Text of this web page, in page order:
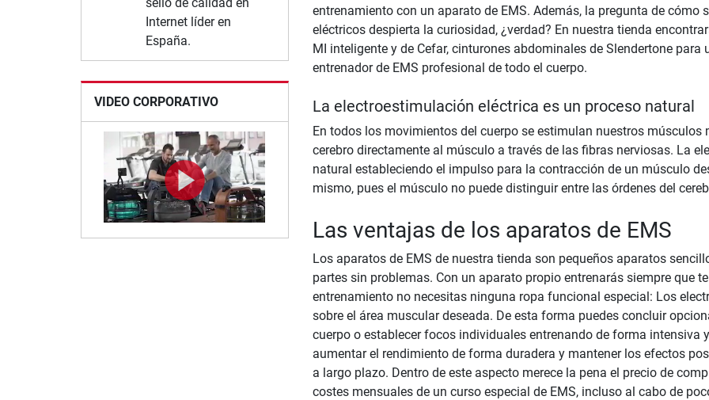
Internet líder en
España.
VIDEO CORPORATIVO
entrenamiento con un aparato de EMS. Además, la pregunta de cómo
eléctricos despierta la curiosidad, ¿verdad? En nuestra tienda
MI inteligente y de Cefar, cinturones abdominales de Slendertone
entrenador de EMS profesional de todo el cuerpo.
La electroestimulación eléctrica es un proceso natural
En todos los movimientos del cuerpo se estimulan nuestros
cerebro directamente al músculo a través de las fibras nerviosas. La
natural estableciendo el impulso para la contracción de un músculo
mismo, pues el músculo no puede distinguir entre las órdenes del
Las ventajas de los aparatos de EMS
Los aparatos de EMS de nuestra tienda son pequeños aparatos
partes sin problemas. Con un aparato propio entrenarás siempre que
entrenamiento no necesitas ninguna ropa funcional especial: Los
sobre el área muscular deseada. De esta forma puedes concluir
cuerpo o establecer focos individuales entrenando de forma intensiva
aumentar el rendimiento de forma duradera y mantener los efectos
a largo plazo. Dentro de este aspecto merece la pena el precio de
costes mensuales de un curso especial de EMS, incluso al cabo de